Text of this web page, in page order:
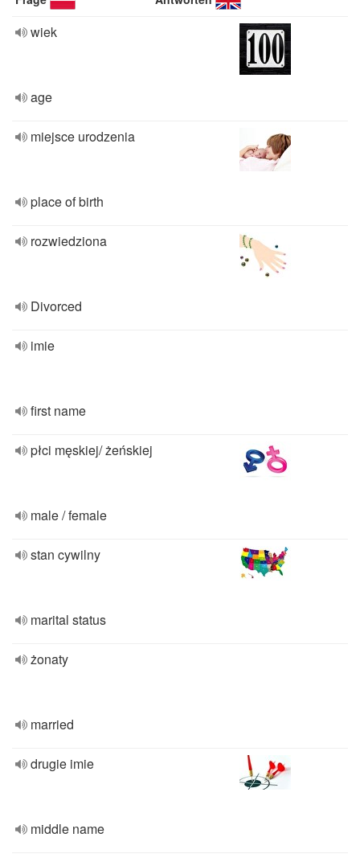
wiek
age
miejsce urodzenia
place of birth
rozwiedziona
Divorced
imie
first name
płci męskiej/ żeńskiej
male / female
stan cywilny
marital status
żonaty
married
drugie imie
middle name